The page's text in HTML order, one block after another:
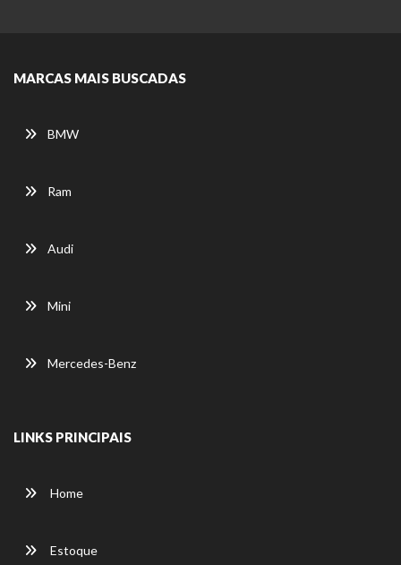
MARCAS MAIS BUSCADAS
BMW
Ram
Audi
Mini
Mercedes-Benz
LINKS PRINCIPAIS
Home
Estoque